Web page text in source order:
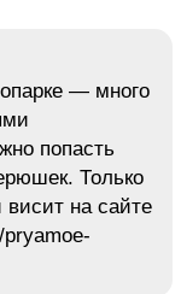
— много
попасть
Только
на сайте